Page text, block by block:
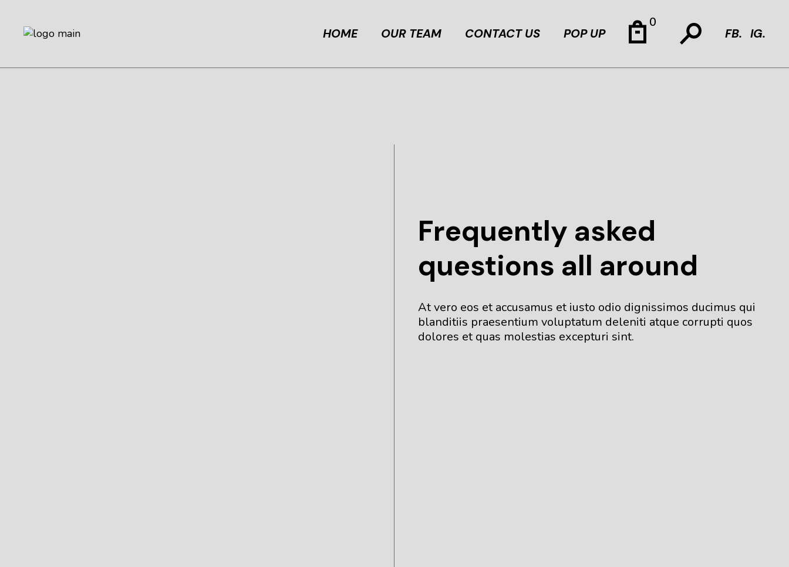
HOME OUR TEAM CONTACT US POP UP
0
FB. IG.
Frequently asked
questions all around
At vero eos et accusamus et iusto odio dignissimos ducimus qui
blanditiis praesentium voluptatum deleniti atque corrupti quos
dolores et quas molestias excepturi sint.